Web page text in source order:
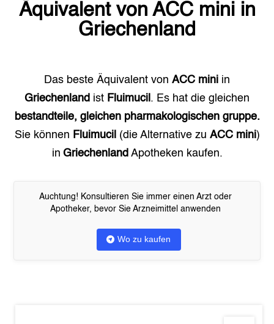
Äquivalent von ACC miniin
Griechenland
Das beste Äquivalent von ACC mini in
Griechenland ist Fluimucil . Es hat die gleichen
bestandteile, gleichen pharmakologischen gruppe.
Sie können Fluimucil (die Alternative zu ACC mini)
in Griechenland Apotheken kaufen.
Auchtung! Konsultieren Sie immer einen Arzt oder
Apotheker, bevor Sie Arzneimittel anwenden
Wo zu kaufen